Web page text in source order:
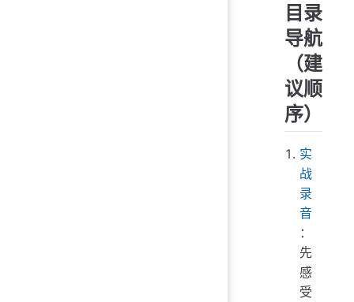
目录
导航
（建
议顺
序）
实
战
录
音
：
先
感
受